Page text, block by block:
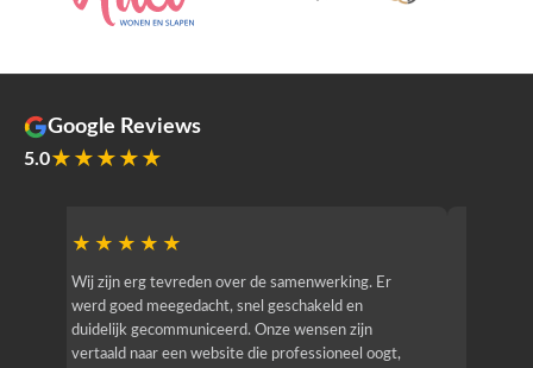
Google Reviews
5.0★★★★★
★★★★★
Wij zijn erg tevreden over de samenwerking. Er
werd goed meegedacht, snel geschakeld en
duidelijk gecommuniceerd. Onze wensen zijn
vertaald naar een website die professioneel oogt,